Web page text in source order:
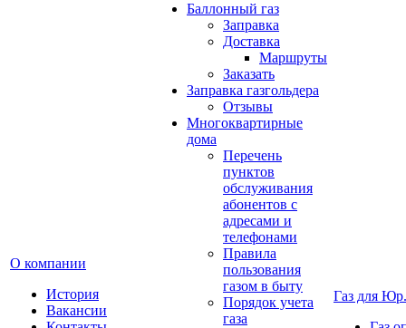
О компании
История
Вакансии
Баллонный газ
Заправка
Доставка
Маршруты
Заказать
Заправка газгольдера
Отзывы
Многоквартирные
дома
Перечень
пунктов
обслуживания
абонентов с
адресами и
телефонами
Правила
пользования
газом в быту
Порядок учета
газа
Газ для